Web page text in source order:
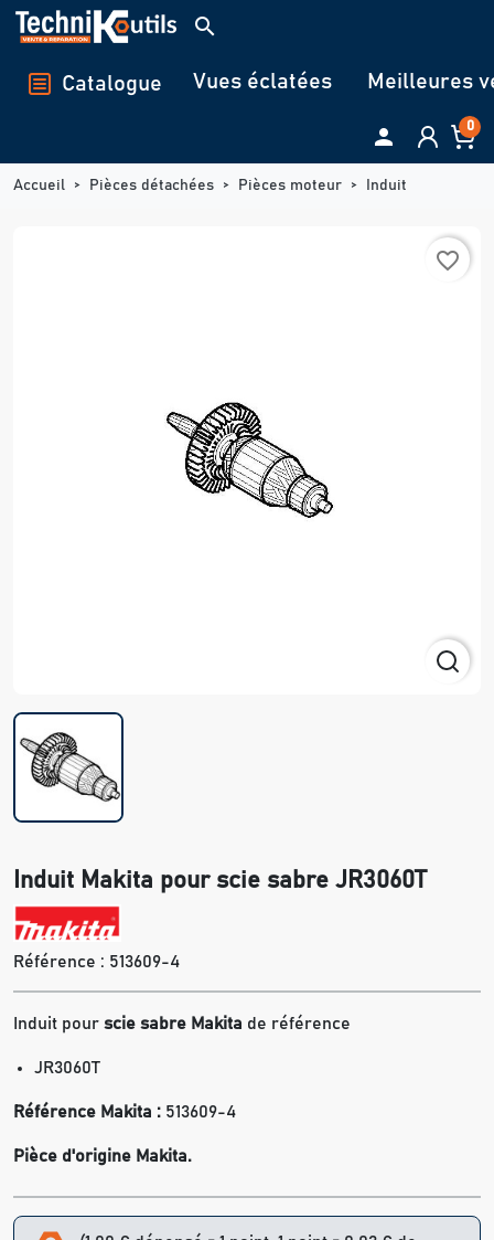
Panneau de gestion des cookies
search
Catalogue Vues éclatées Meilleures
 0
Accueil Pièces détachées Pièces moteur Induit
favorite_border
Induit Makita pour scie sabre JR3060T
Référence : 513609-4
Induit pour scie sabre Makita de référence
JR3060T
Référence Makita : 513609-4
Pièce d'origine Makita.